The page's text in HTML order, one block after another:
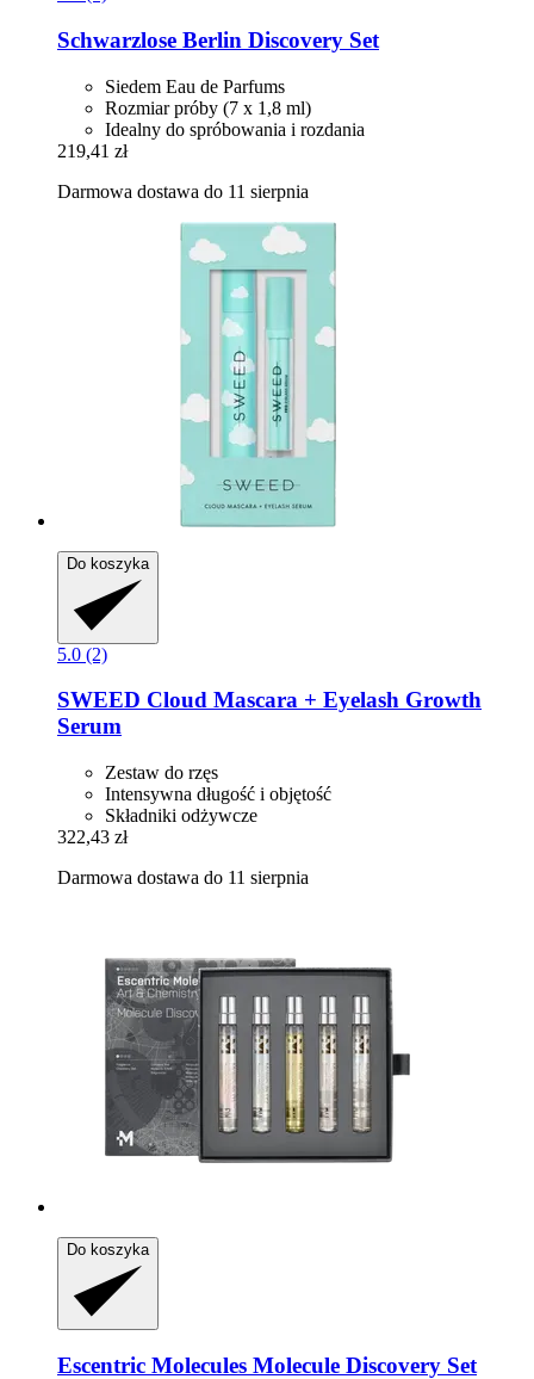
Schwarzlose Berlin Discovery Set
Siedem Eau de Parfums
Rozmiar próby (7 x 1,8 ml)
Idealny do spróbowania i rozdania
219,41 zł
Darmowa dostawa do 11 sierpnia
Do koszyka
5.0 (2)
SWEED Cloud Mascara + Eyelash Growth
Serum
Zestaw do rzęs
Intensywna długość i objętość
Składniki odżywcze
322,43 zł
Darmowa dostawa do 11 sierpnia
Do koszyka
Escentric Molecules Molecule Discovery Set